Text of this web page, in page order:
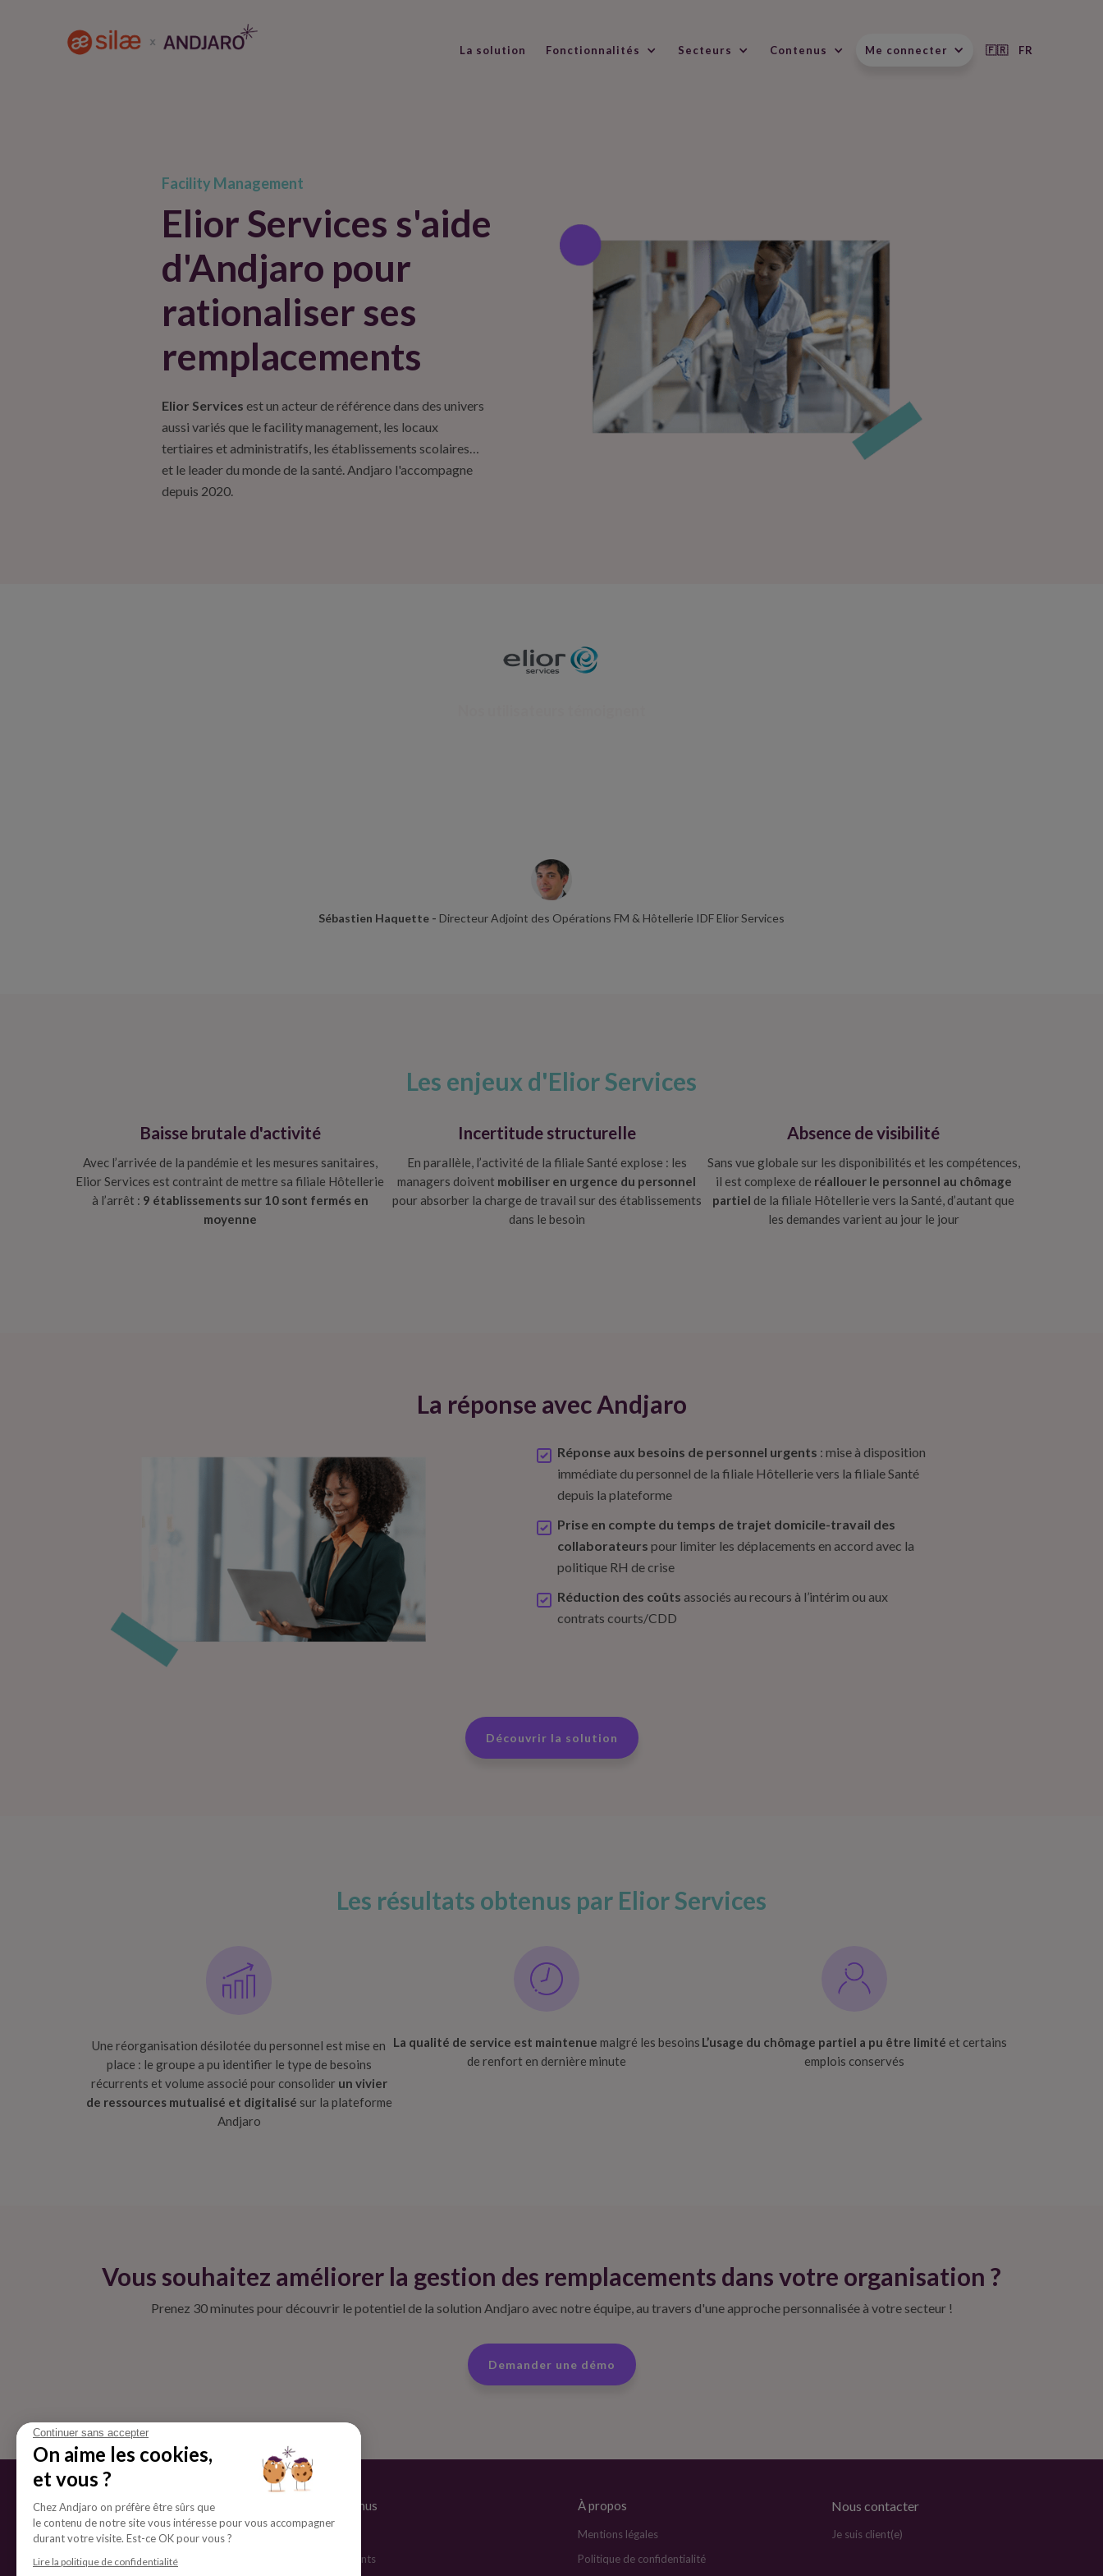
La solution Fonctionnalités Secteurs Contenus Me connecter 🇫🇷 FR
Facility Management
Elior Services ​s'aide
d'Andjaro pour
rationaliser ses
remplacements
Elior Services est un acteur de référence dans des univers
aussi variés que le facility management, les locaux
tertiaires et administratifs, les établissements scolaires…
et le leader du monde de la santé. Andjaro l'accompagne
depuis 2020.
Sébastien Haquette - Directeur Adjoint des Opérations FM & Hôtellerie IDF Elior Services
Les enjeux d'Elior Services
Baisse brutale d'activité
Avec l’arrivée de la pandémie et les mesures sanitaires,
Elior Services est contraint de mettre sa filiale Hôtellerie
à l’arrêt : 9 établissements sur 10 sont fermés en
moyenne
Incertitude structurelle
En parallèle, l’activité de la filiale Santé explose : les
managers doivent mobiliser en urgence du personnel
pour absorber la charge de travail sur des établissements
dans le besoin
Absence de visibilité
Sans vue globale sur les disponibilités et les compétences,
il est complexe de réallouer le personnel au chômage
partiel de la filiale Hôtellerie vers la Santé, d’autant que
les demandes varient au jour le jour
La réponse avec Andjaro
Réponse aux besoins de personnel urgents : mise à disposition
immédiate du personnel de la filiale Hôtellerie vers la filiale Santé
depuis la plateforme
Prise en compte du temps de trajet domicile-travail des
collaborateurs pour limiter les déplacements en accord avec la
politique RH de crise​
Réduction des coûts associés au recours à l’intérim ou aux
contrats courts/CDD
Découvrir la solution
Les résultats obtenus par Elior Services
Une réorganisation désilotée du personnel​ est mise en
place : le groupe a pu identifier le type de besoins
récurrents et volume associé pour consolider un vivier
de ressources mutualisé et digitalisé sur la plateforme
Andjaro
La qualité de service est maintenuemalgré les besoins
de renfort en dernière minute
L’usage du chômage partiel a pu être limité et certains
emplois conservés​
Vous souhaitez améliorer la gestion des remplacements dans votre organisation ?
Prenez 30 minutes pour découvrir le potentiel de la solution Andjaro avec notre équipe, au travers d'une approche personnalisée à votre secteur !
Demander une démo
La solution Andjaro
Écosystème d'emploi externe
Tableaux de bord
Contenus
Cas clients
À propos
Mentions légales
Politique de confidentialité
Nous contacter
Je suis client(e)
Continuer sans accepter
On aime les cookies,
et vous ?
Chez Andjaro on préfère être sûrs que
le contenu de notre site vous intéresse pour vous accompagner
durant votre visite. Est-ce OK pour vous ?
Lire la politique de confidentialité